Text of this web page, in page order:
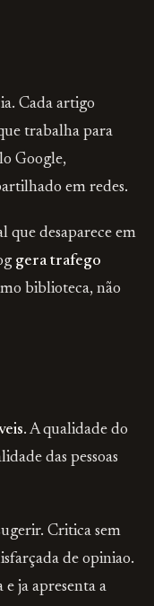
Cada artigo
trabalha para
Google,
em redes.
que desaparece em
gera trafego
biblioteca, não
. A qualidade do
das pessoas
Critica sem
de opiniao.
ja apresenta a